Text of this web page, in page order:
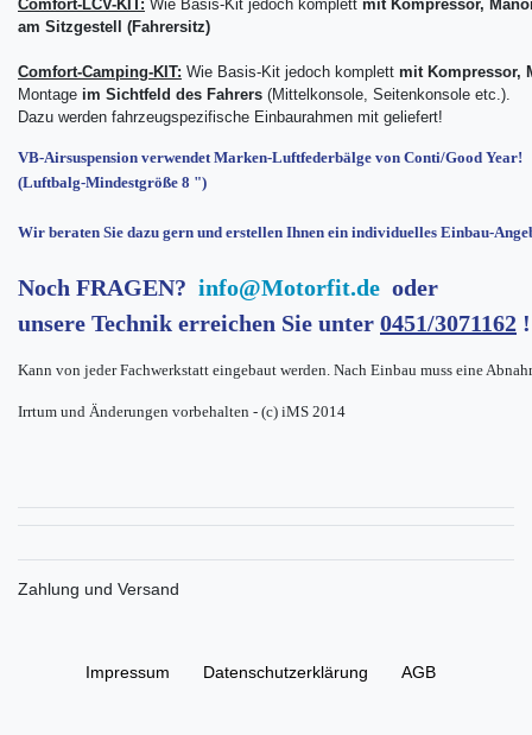
Comfort-LCV-KIT: Wie Basis-Kit jedoch komplett mit Kompressor,
am Sitzgestell (Fahrersitz)
Comfort-Camping-KIT: Wie Basis-Kit jedoch komplett mit Kompressor,
Montage im Sichtfeld des Fahrers (Mittelkonsole, Seitenkonsole etc.).
Dazu werden fahrzeugspezifische Einbaurahmen mit geliefert!
VB-Airsuspension verwendet Marken-Luftfederbälge von Conti/Good Year!
(Luftbalg-Mindestgröße 8 ")
Wir beraten Sie dazu gern und erstellen Ihnen ein individuelles Einbau-
Noch FRAGEN? info@Motorfit.de oder
unsere Technik erreichen Sie unter 0451/3071162 !
Kann von jeder Fachwerkstatt eingebaut werden. Nach Einbau muss eine
Irrtum und Änderungen vorbehalten - (c) iMS 2014
Zahlung und Versand
Impressum Daten­schutz­erklärung AGB